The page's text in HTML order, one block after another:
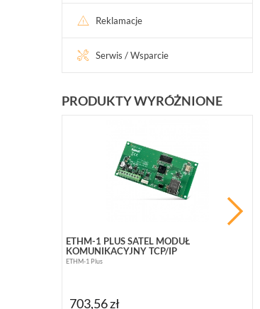
Reklamacje
Serwis / Wsparcie
PRODUKTY WYRÓŻNIONE
ETHM-1 PLUS SATEL MODUŁ
KOMUNIKACYJNY TCP/IP
ETHM-1 Plus
703,56 zł